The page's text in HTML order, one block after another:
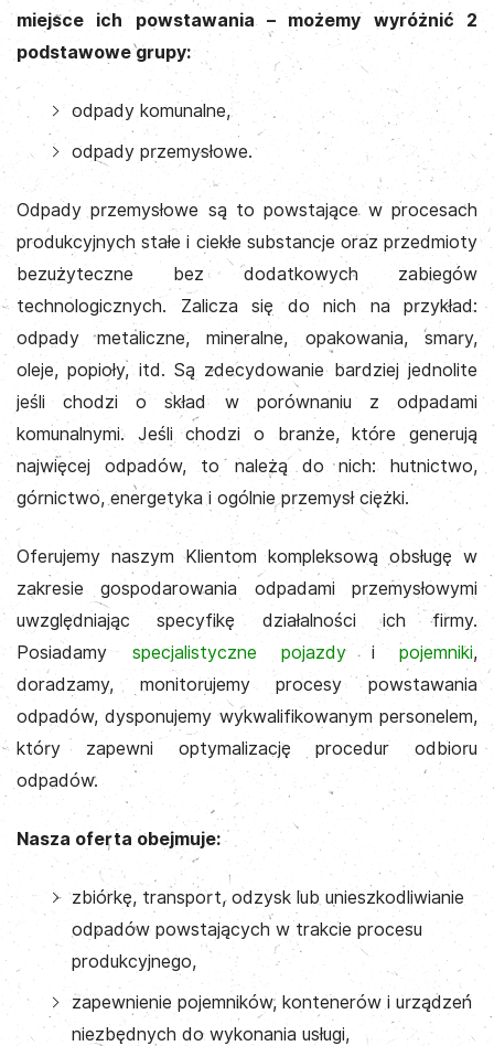
miejsce ich powstawania – możemy wyróżnić 2
podstawowe grupy:
odpady komunalne,
odpady przemysłowe.
Odpady przemysłowe są to powstające w procesach
produkcyjnych stałe i ciekłe substancje oraz przedmioty
bezużyteczne bez dodatkowych zabiegów
technologicznych. Zalicza się do nich na przykład:
odpady metaliczne, mineralne, opakowania, smary,
oleje, popioły, itd. Są zdecydowanie bardziej jednolite
jeśli chodzi o skład w porównaniu z odpadami
komunalnymi. Jeśli chodzi o branże, które generują
najwięcej odpadów, to należą do nich: hutnictwo,
górnictwo, energetyka i ogólnie przemysł ciężki.
Oferujemy naszym Klientom kompleksową obsługę w
zakresie gospodarowania odpadami przemysłowymi
uwzględniając specyfikę działalności ich firmy.
Posiadamy specjalistyczne pojazdyi pojemniki,
doradzamy, monitorujemy procesy powstawania
odpadów, dysponujemy wykwalifikowanym personelem,
który zapewni optymalizację procedur odbioru
odpadów.
Nasza oferta obejmuje:
zbiórkę, transport, odzysk lub unieszkodliwianie
odpadów powstających w trakcie procesu
produkcyjnego,
zapewnienie pojemników, kontenerów i urządzeń
niezbędnych do wykonania usługi,